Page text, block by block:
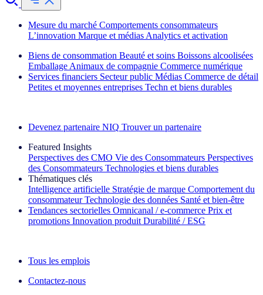
Mesure du marché Comportements consommateurs
L’innovation Marque et médias Analytics et activation
Biens de consommation Beauté et soins Boissons alcoolisées
Emballage Animaux de compagnie Commerce numérique
Services financiers Secteur public Médias Commerce de détail
Petites et moyennes entreprises Techn et biens durables
Devenez partenaire NIQ Trouver un partenaire
Featured Insights
Perspectives des CMO Vie des Consommateurs Perspectives
des Consommateurs Technologies et biens durables
Thématiques clés
Intelligence artificielle Stratégie de marque Comportement du
consommateur Technologie des données Santé et bien‑être
Tendances sectorielles Omnicanal / e‑commerce Prix et
promotions Innovation produit Durabilité / ESG
Tous les emplois
Contactez-nous